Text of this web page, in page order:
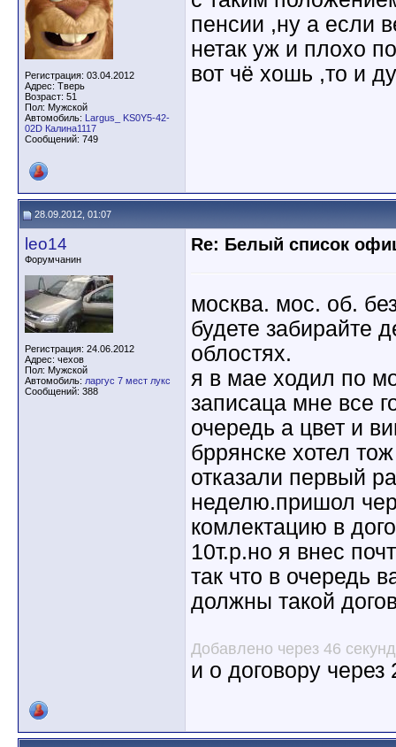
Регистрация: 03.04.2012
Адрес: Тверь
Возраст: 51
Пол: Мужской
Автомобиль: Largus_ KS0Y5-42-
02D Калина1117
Сообщений: 749
пенсии ,ну а если
нетак уж и плохо
вот чё хошь ,то и
28.09.2012, 01:07
leo14
Форумчанин
Регистрация: 24.06.2012
Адрес: чехов
Пол: Мужской
Автомобиль: ларгус 7 мест лукс
Сообщений: 388
Re: Белый список
москва. мос. об.
будете забирайте
облостях.
я в мае ходил по
записаца мне все
очередь а цвет и
бррянске хотел
отказали первый
неделю.пришол
комлектацию в
10т.р.но я внес
так что в очередь
должны такой
Добавлено через 46 секунд
и о договору